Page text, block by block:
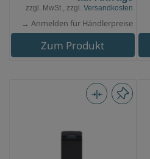
zzgl. MwSt., zzgl. Versandkosten
→ Anmelden für Händlerpreise
Zum Produkt